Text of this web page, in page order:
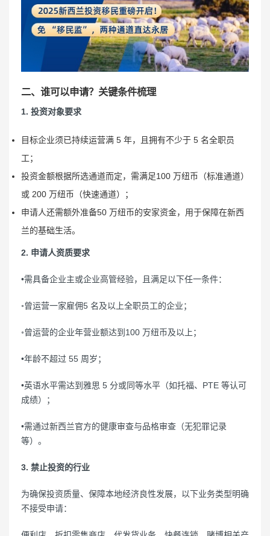
二、谁可以申请？关键条件梳理
1. 投资对象要求
目标企业须已持续运营满 5 年，且拥有不少于 5 名全职员
工；
投资金额根据所选通道而定，需满足100 万纽币（标准通道）
或 200 万纽币（快速通道）；
申请人还需额外准备50 万纽币的安家资金，用于保障在新西
兰的基础生活。
2. 申请人资质要求
•需具备企业主或企业高管经验，且满足以下任一条件：
◦曾运营一家雇佣5 名及以上全职员工的企业；
◦曾运营的企业年营业额达到100 万纽币及以上；
•年龄不超过 55 周岁；
•英语水平需达到雅思 5 分或同等水平（如托福、PTE 等认可
成绩）；
•需通过新西兰官方的健康审查与品格审查（无犯罪记录
等）。
3. 禁止投资的行业
为确保投资质量、保障本地经济良性发展，以下业务类型明确
不接受申请：